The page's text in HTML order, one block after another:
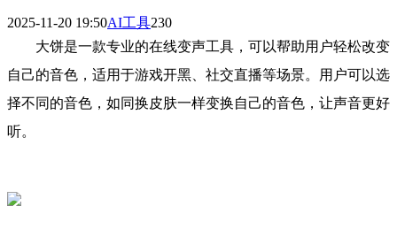
2025-11-20 19:50AI工具230
大饼是一款专业的在线变声工具，可以帮助用户轻松改变
自己的音色，适用于游戏开黑、社交直播等场景。用户可以选
择不同的音色，如同换皮肤一样变换自己的音色，让声音更好
听。